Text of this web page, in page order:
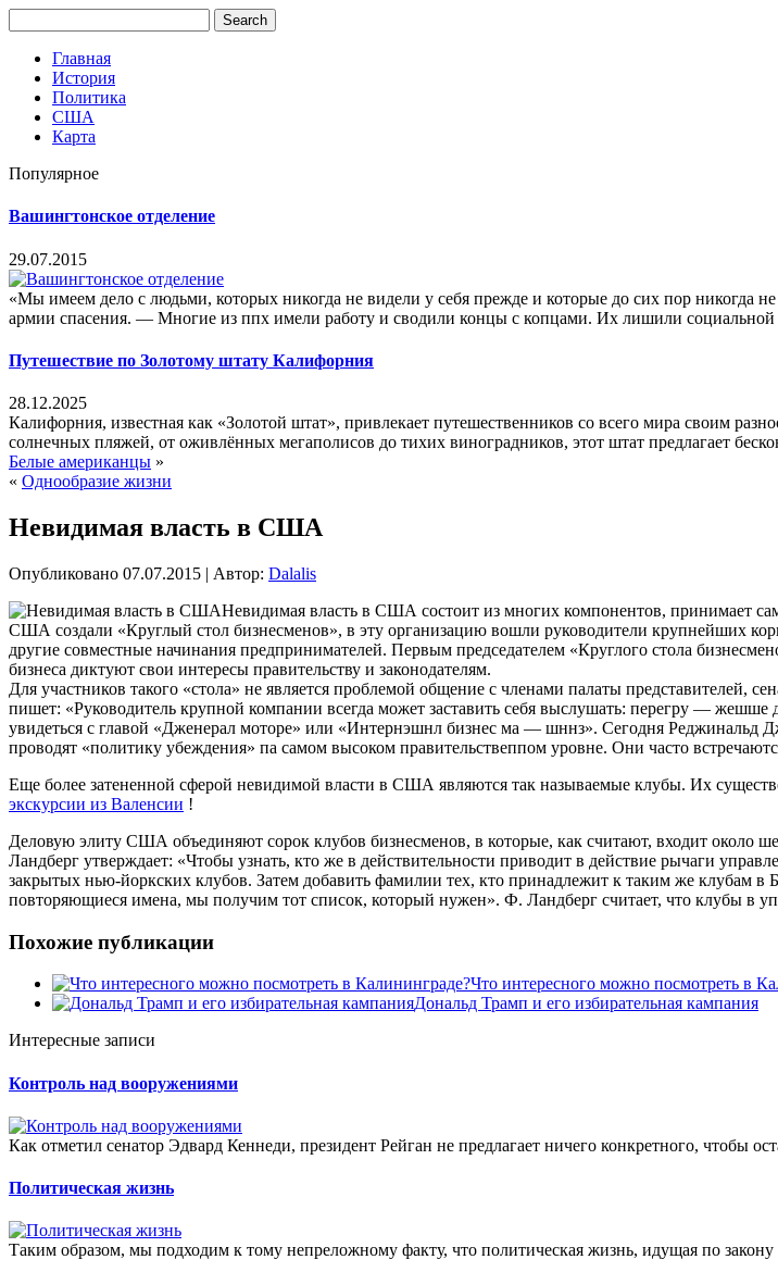
Главная
История
Политика
США
Карта
Популярное
Вашингтонское отделение
29.07.2015
«Мы имеем дело с людьми, которых никогда не видели у себя прежде и которые до сих пор никогда
армии спасения. — Многие из ппх имели работу и сводили концы с копцами. Их лишили социальной
Путешествие по Золотому штату Калифорния
28.12.2025
Калифорния, известная как «Золотой штат», привлекает путешественников со всего мира своим
солнечных пляжей, от оживлённых мегаполисов до тихих виноградников, этот штат предлагает
Белые американцы »
« Однообразие жизни
Невидимая власть в США
Опубликовано 07.07.2015 | Автор: Dalalis
Невидимая власть в США состоит из многих компонентов, принимает
США создали «Круглый стол бизнесменов», в эту организацию вошли руководители крупнейших
другие совместные начинания предпринимателей. Первым председателем «Круглого стола
бизнеса диктуют свои интересы правительству и законодателям.
Для участников такого «стола» не является проблемой общение с членами палаты
пишет: «Руководитель крупной компании всегда может заставить себя выслушать: перегру —
увидеться с главой «Дженерал моторе» или «Интернэшнл бизнес ма — шннз». Сегодня
проводят «политику убеждения» па самом высоком правительствеппом уровне. Они часто
Еще более затененной сферой невидимой власти в США являются так называемые клубы. Их
экскурсии из Валенсии !
Деловую элиту США объединяют сорок клубов бизнесменов, в которые, как считают, входит около
Ландберг утверждает: «Чтобы узнать, кто же в действительности приводит в действие рычаги
закрытых нью-йоркских клубов. Затем добавить фамилии тех, кто принадлежит к таким же клубам
повторяющиеся имена, мы получим тот список, который нужен». Ф. Ландберг считает, что клубы в
Похожие публикации
Что интересного можно посмотреть в
Дональд Трамп и его избирательная кампания
Интересные записи
Контроль над вооружениями
Как отметил сенатор Эдвард Кеннеди, президент Рейган не предлагает ничего конкретного, чтобы
Политическая жизнь
Таким образом, мы подходим к тому непреложному факту, что политическая жизнь, идущая по